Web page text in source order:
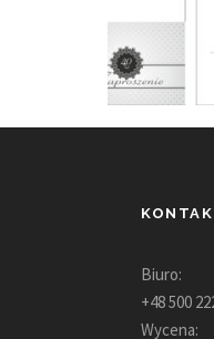
Biuro:
+48 500
Wycena: